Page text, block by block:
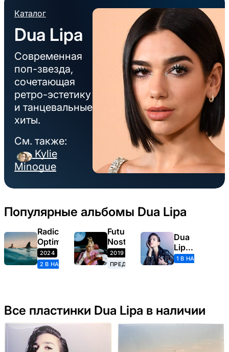
Каталог
Dua Lipa
Современная
поп-звезда,
сочетающая
ретро-эстетику
и танцевальные
хиты.
См. также:
Kylie
Minogue
Популярные альбомы Dua Lipa
Radical
Optimism
2024
2 В НАЛИЧИИ
Future
Nostalgia
2019
ПРЕДЗАКАЗ
Dua
Lipa
(2017)
1 В НАЛИЧИИ
Все пластинки Dua Lipa в наличии